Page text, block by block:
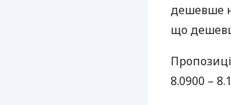
дешевше
що
8.0900 –